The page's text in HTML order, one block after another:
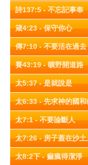
詩137:5 - 不忘記事奉
箴4:23 - 保守你心
傳7:10 - 不要活在過去
賽43:19 - 曠野開道路
太5:37 - 是就說是
太6:33 - 先求神的國和
太7:1 - 不要論斷人
太7:26 - 房子蓋在沙土
太8:2下 - 痲瘋得潔淨